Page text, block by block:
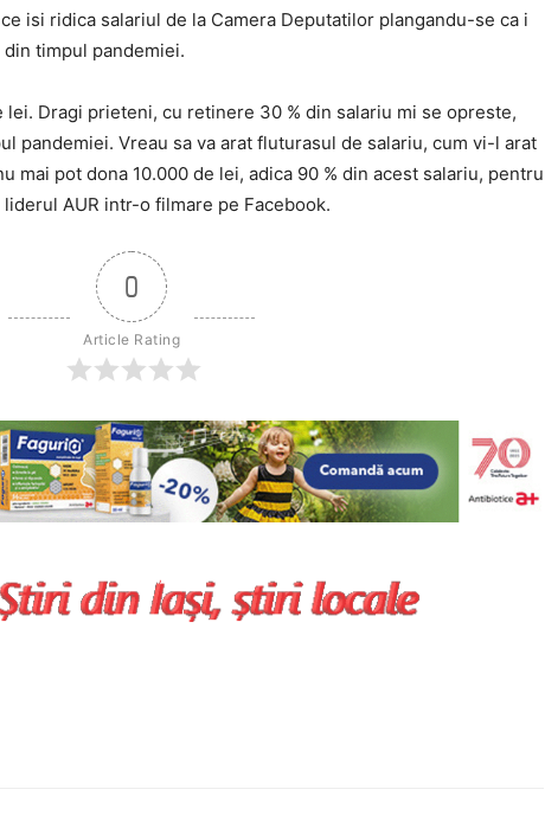
isi ridica salariul de la Camera Deputatilor plangandu-se ca i
timpul pandemiei.
lei. Dragi prieteni, cu retinere 30 % din salariu mi se opreste,
pandemiei. Vreau sa va arat fluturasul de salariu, cum vi-l arat
mai pot dona 10.000 de lei, adica 90 % din acest salariu, pentru
AUR intr-o filmare pe Facebook.
0
Article Rating